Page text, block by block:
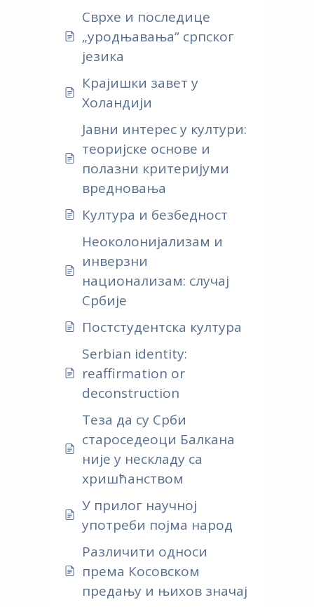
Сврхе и последице
„уродњавања“ српског
језика
Крајишки завет у
Холандији
Јавни интерес у култури:
теоријске основе и
полазни критеријуми
вредновања
Култура и безбедност
Неоколонијализам и
инверзни
национализам: случај
Србије
Постстудентска култура
Serbian identity:
reaffirmation or
deconstruction
Теза да су Срби
староседеоци Балкана
није у нескладу са
хришћанством
У прилог научној
употреби појма народ
Различити односи
према Косовском
предању и њихов значај